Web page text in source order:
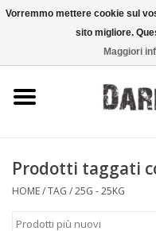
tiro
all'aperto
Prodotti taggati
HOME/TAG /25G - 25KG
Vorremmo mettere cookie sul
sito migliore.
Maggiori